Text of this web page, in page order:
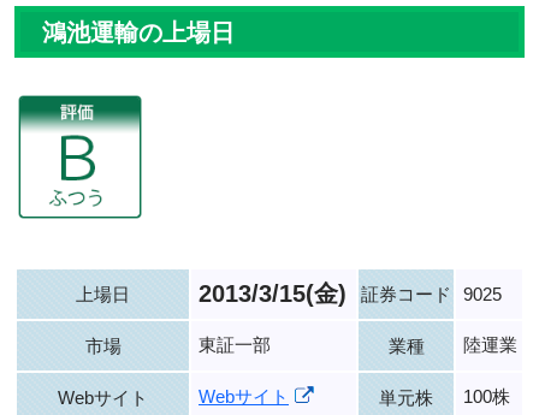
鴻池運輸の上場日
上場日 2013/3/15(金) 証券コード 9025
市場 東証一部 業種 陸運業
Webサイト Webサイト 単元株 100株